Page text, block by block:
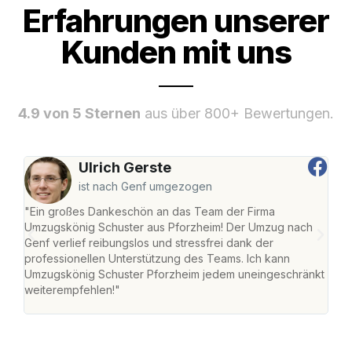
Erfahrungen unserer
Kunden mit uns
4.9 von 5 Sternen aus über 800+ Bewertungen.
Ulrich Gerste
ist nach Genf umgezogen
"Ein großes Dankeschön an das Team der Firma
Umzugskönig Schuster aus Pforzheim! Der Umzug nach
Genf verlief reibungslos und stressfrei dank der
professionellen Unterstützung des Teams. Ich kann
Umzugskönig Schuster Pforzheim jedem uneingeschränkt
weiterempfehlen!"